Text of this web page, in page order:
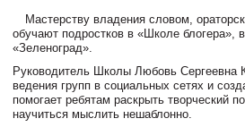
Мастерству владения словом,
обучают подростков в «Школе блогера»,
«Зеленоград».
Руководитель Школы Любовь Сергеевна
ведения групп в социальных сетях и
помогает ребятам раскрыть творческий
научиться мыслить нешаблонно.